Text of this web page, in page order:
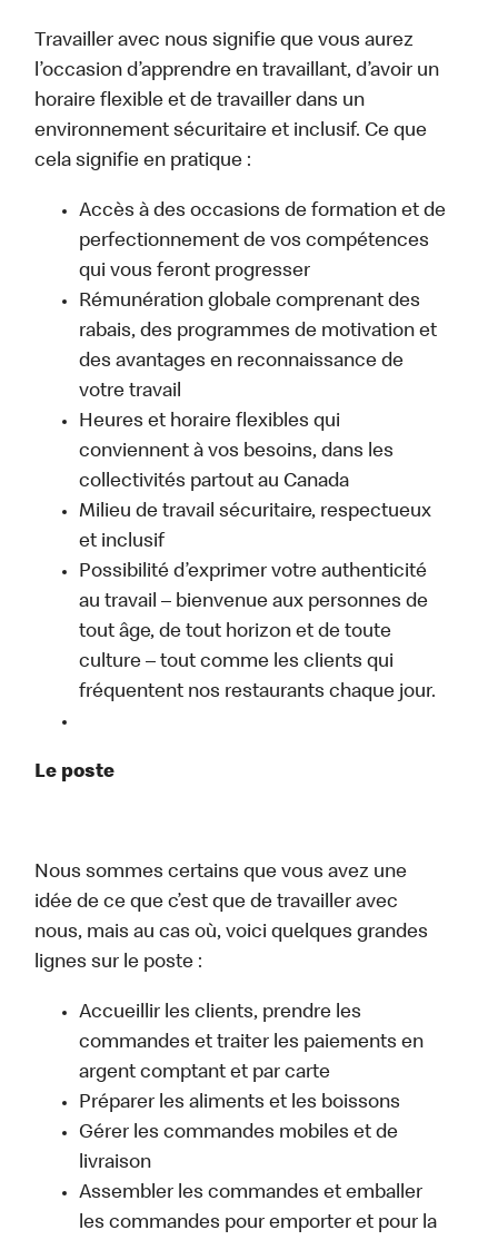
Travailler avec nous signifie que vous aurez
l’occasion d’apprendre en travaillant, d’avoir un
horaire flexible et de travailler dans un
environnement sécuritaire et inclusif. Ce que
cela signifie en pratique :
Accès à des occasions de formation et de
perfectionnement de vos compétences
qui vous feront progresser
Rémunération globale comprenant des
rabais, des programmes de motivation et
des avantages en reconnaissance de
votre travail
Heures et horaire flexibles qui
conviennent à vos besoins, dans les
collectivités partout au Canada
Milieu de travail sécuritaire, respectueux
et inclusif
Possibilité d’exprimer votre authenticité
au travail – bienvenue aux personnes de
tout âge, de tout horizon et de toute
culture – tout comme les clients qui
fréquentent nos restaurants chaque jour.
Le poste
Nous sommes certains que vous avez une
idée de ce que c’est que de travailler avec
nous, mais au cas où, voici quelques grandes
lignes sur le poste :
Accueillir les clients, prendre les
commandes et traiter les paiements en
argent comptant et par carte
Préparer les aliments et les boissons
Gérer les commandes mobiles et de
livraison
Assembler les commandes et emballer
les commandes pour emporter et pour la